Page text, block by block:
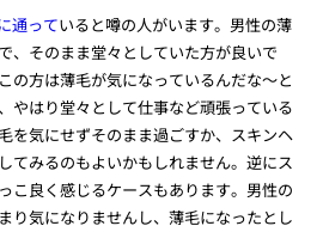
通っていると噂の人がいます。男性の薄
、そのまま堂々としていた方が良いで
の方は薄毛が気になっているんだな〜と
やはり堂々として仕事など頑張っている
を気にせずそのまま過ごすか、スキンヘ
てみるのもよいかもしれません。逆にス
こ良く感じるケースもあります。男性の
り気になりませんし、薄毛になったとし